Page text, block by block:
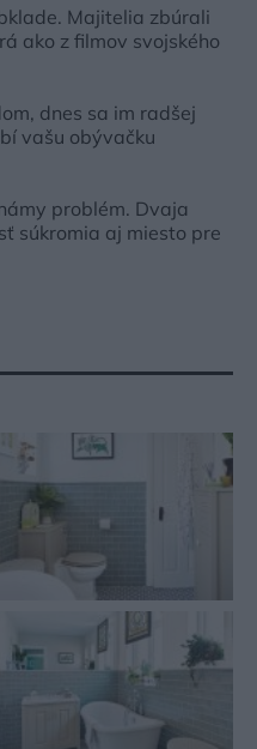
Majitelia zbúrali
ako z filmov svojského
dnes sa im radšej
vašu obývačku
problém. Dvaja
súkromia aj miesto pre